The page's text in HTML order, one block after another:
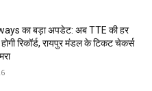
का बड़ा अपडेट: अब TTE की हर
रिकॉर्ड, रायपुर मंडल के टिकट चेकर्स